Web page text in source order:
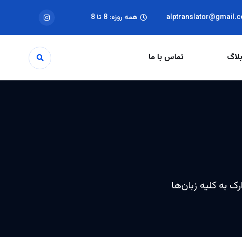
همه روزه: 8 تا 8
تماس با ما
به کلیه زبان‌ها